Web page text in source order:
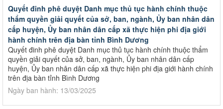
Quyết đinh phê duyệt Danh mục thủ tục hành chính thuộc
thẩm quyền giải quyết của sở, ban, ngành, Ủy ban nhân dân
cấp huyện, Ủy ban nhân dân cấp xã thực hiện phi địa giới
hành chính trên địa bàn tỉnh Bình Dương
Quyết đinh phê duyệt Danh mục thủ tục hành chính thuộc thẩm
quyền giải quyết của sở, ban, ngành, Ủy ban nhân dân cấp
huyện, Ủy ban nhân dân cấp xã thực hiện phi địa giới hành chính
trên địa bàn tỉnh Bình Dương
Ngày ban hành: 13/03/2025